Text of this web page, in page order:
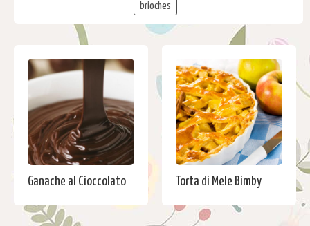
brioches
Ganache al Cioccolato Torta di Mele Bimby